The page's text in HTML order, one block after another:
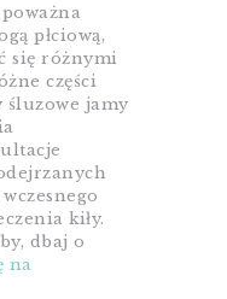
płciową,
się różnymi
części
śluzowe jamy
kiły.
dbaj o
na